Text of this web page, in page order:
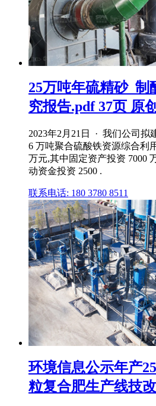
25万吨年硫精砂_制
究报告.pdf 37页 原
2023年2月21日 · 我们公司拟
6 万吨聚合硫酸铁资源综合利
万元,其中固定资产投资 7000
动资金投资 2500 .
联系电话: 180 3780 8511
环境信息公示年产
粒复合肥生产线技